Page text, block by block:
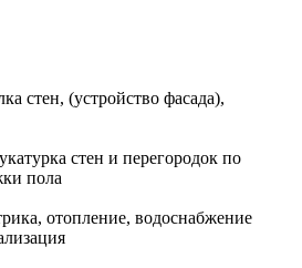
стен, (устройство фасада),
стен и перегородок по
пола
отопление, водоснабжение